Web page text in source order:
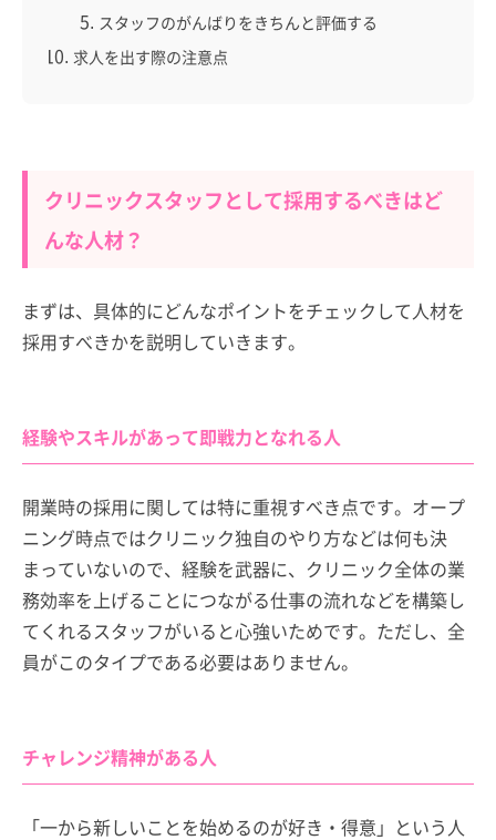
スタッフのがんばりをきちんと評価する
求人を出す際の注意点
クリニックスタッフとして採用するべきはど
んな人材？
まずは、具体的にどんなポイントをチェックして人材を
採用すべきかを説明していきます。
経験やスキルがあって即戦力となれる人
開業時の採用に関しては特に重視すべき点です。オープ
ニング時点ではクリニック独自のやり方などは何も決
まっていないので、経験を武器に、クリニック全体の業
務効率を上げることにつながる仕事の流れなどを構築し
てくれるスタッフがいると心強いためです。ただし、全
員がこのタイプである必要はありません。
チャレンジ精神がある人
「一から新しいことを始めるのが好き・得意」という人